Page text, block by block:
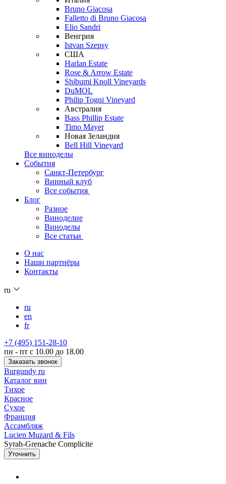
Bruno Giacosa
Falletto di Bruno Giacosa
Elio Sandri
Венгрия
Istvan Szepsy
США
Harlan Estate
Rose & Arrow Estate
Shibumi Knoll Vineyards
DuMOL
Philip Togni Vineyard
Австралия
Bass Phillip Estate
Timo Mayer
Новая Зеландия
Bell Hill Vineyard
Все виноделы
События
Санкт-Петербург
Винный клуб
Все события
Блог
Разное
Виноделие
Виноделы
Все статьи
О нас
Наши партнёры
Контакты
ru
ru
en
fr
+7 (495) 151-28-10
пн - пт с 10.00 до 18.00
Заказать звонок
Burgundy ru
Каталог вин
Тихое
Красное
Сухое
Франция
Ассамбляж
Lucien Muzard & Fils
Syrah-Grenache Complicite
Уточнить